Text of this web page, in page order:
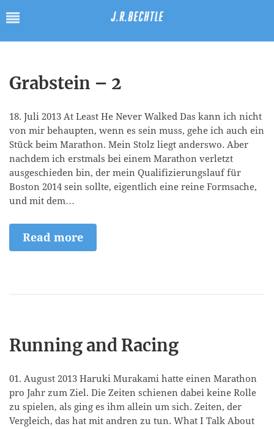
Grabstein – 2
18. Juli 2013 At Least He Never Walked Das kann ich nicht
von mir behaupten, wenn es sein muss, gehe ich auch ein
Stück beim Marathon. Mein Stolz liegt anderswo. Aber
nachdem ich erstmals bei einem Marathon verletzt
ausgeschieden bin, der mein Qualifizierungslauf für
Boston 2014 sein sollte, eigentlich eine reine Formsache,
und mit dem…
Read more
Running and Racing
01. August 2013 Haruki Murakami hatte einen Marathon
pro Jahr zum Ziel. Die Zeiten schienen dabei keine Rolle
zu spielen, als ging es ihm allein um sich. Zeiten, der
Vergleich, das hat mit andren zu tun. What I Talk About